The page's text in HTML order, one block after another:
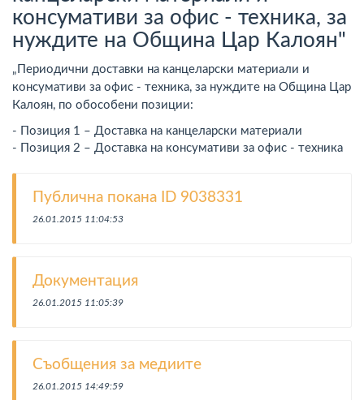
консумативи за офис - техника, за
нуждите на Община Цар Калоян"
„Периодични доставки на канцеларски материали и
консумативи за офис - техника, за нуждите на Община Цар
Калоян, по обособени позиции:
- Позиция 1 – Доставка на канцеларски материали
- Позиция 2 – Доставка на консумативи за офис - техника
Публична покана ID 9038331
26.01.2015 11:04:53
Документация
26.01.2015 11:05:39
Съобщения за медиите
26.01.2015 14:49:59